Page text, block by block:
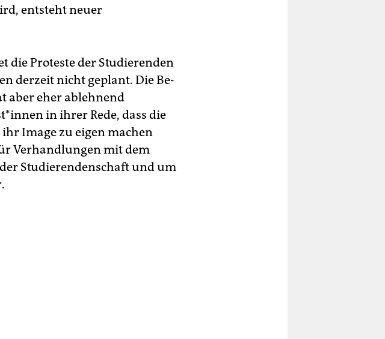
entsteht neuer
die Proteste der Studierenden
derzeit nicht geplant. Die Be­
aber eher ablehnend
in ihrer Rede, dass die
Image zu eigen machen
Verhandlungen mit dem
Studierendenschaft und um